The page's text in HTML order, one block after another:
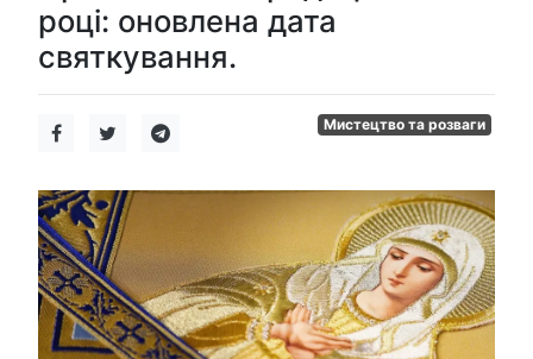
році: оновлена дата
святкування.
Мистецтво та розваги